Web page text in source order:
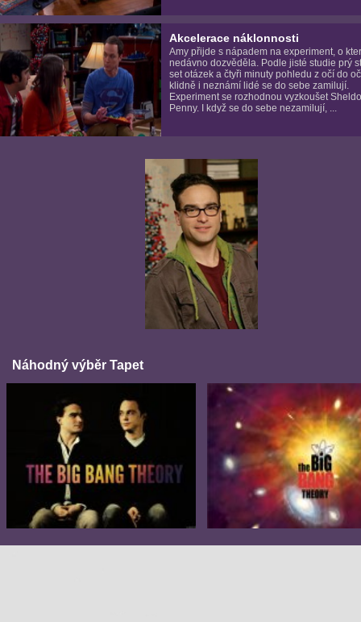
Akcelerace náklonnosti
Amy přijde s nápadem na experiment, o
nedávno dozvěděla. Podle jisté studie prý
set otázek a čtyři minuty pohledu z očí do
klidně i neznámí lidé se do sebe zamilují.
Experiment se rozhodnou vyzkoušet
Penny. I když se do sebe nezamilují, ...
Náhodný výběr Tapet